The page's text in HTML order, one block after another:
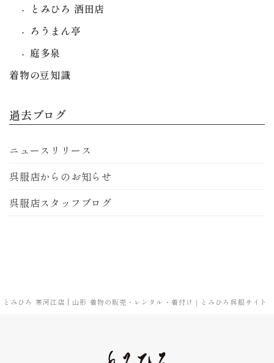
とみひろ 寒河江店 | 山形 着物の販売・レンタル・着付け｜とみひろ呉服サイト
とみひろ 酒田店
ろうまん亭
庭多泉
着物の豆知識
過去ブログ
ニュースリリース
呉服店からのお知らせ
呉服店スタッフブログ